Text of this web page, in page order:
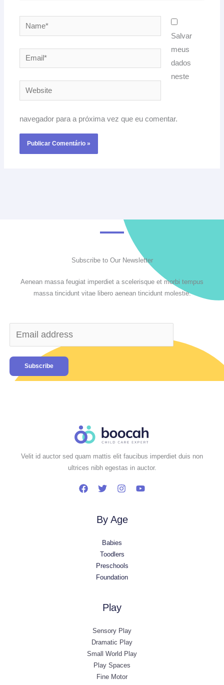
Name*
Email*
Website
Salvar
meus
dados
neste
navegador para a próxima vez que eu comentar.
Subscribe to Our Newsletter
Aenean massa feugiat imperdiet a scelerisque et morbi tempus
massa tincidunt vitae libero aenean tincidunt molestie.
Subscribe
Velit id auctor sed quam mattis elit faucibus imperdiet duis non
ultrices nibh egestas in auctor.
By Age
Babies
Toodlers
Preschools
Foundation
Play
Sensory Play
Dramatic Play
Small World Play
Play Spaces
Fine Motor